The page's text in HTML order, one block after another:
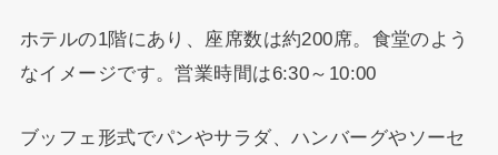
ホテルの1階にあり、座席数は約200席。食堂のよう
なイメージです。営業時間は6:30～10:00
ブッフェ形式でパンやサラダ、ハンバーグやソーセ